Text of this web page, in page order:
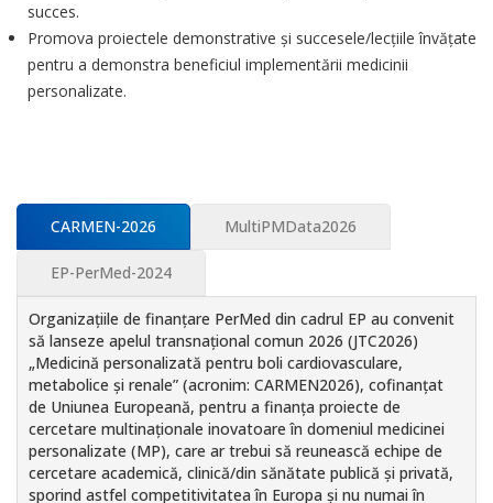
succes.
Promova proiectele demonstrative și succesele/lecțiile învățate
pentru a demonstra beneficiul implementării medicinii
personalizate.
CARMEN-2026 MultiPMData2026
EP-PerMed-2024
Organizațiile de finanțare PerMed din cadrul EP au convenit
să lanseze apelul transnațional comun 2026 (JTC2026)
„Medicină personalizată pentru boli cardiovasculare,
metabolice și renale” (acronim: CARMEN2026), cofinanțat
de Uniunea Europeană, pentru a finanța proiecte de
cercetare multinaționale inovatoare în domeniul medicinei
personalizate (MP), care ar trebui să reunească echipe de
cercetare academică, clinică/din sănătate publică și privată,
sporind astfel competitivitatea în Europa și nu numai în